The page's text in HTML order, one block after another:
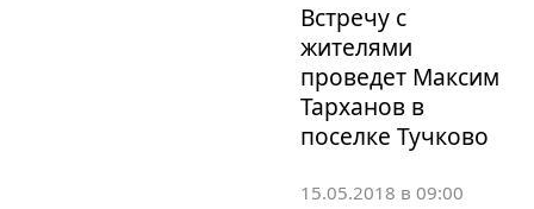
Встречу с
жителями
проведет Максим
Тарханов в
поселке Тучково
15.05.2018 в 09:00